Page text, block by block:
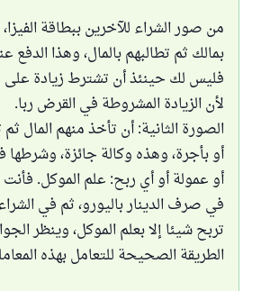
من صور الشراء للآخرين ببطاقة
بمالك ثم تطالبهم بالمال، وهذا الدفع
فليس لك حينئذ أن تشترط زيادة
لأن الزيادة المشروطة في القرض ربا.
الصورة الثانية: أن تأخذ منهم المال
أو بأجرة، وهذه وكالة جائزة،
أو عمولة أو أي ربح: علم الموكل.
في صرف الدينار باليورو، ثم في
تربح شيئا إلا بعلم الموكل، وينظر
الطريقة الصحيحة للتعامل بهذه